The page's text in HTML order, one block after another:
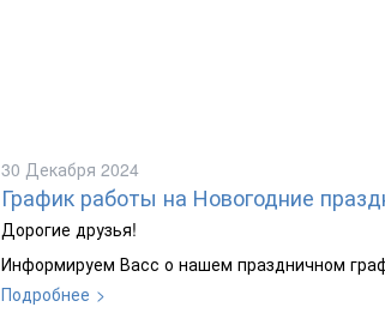
30 Декабря 2024
График работы на Новогодние
Дорогие друзья!
Информируем Васс о нашем праздничном
Подробнее